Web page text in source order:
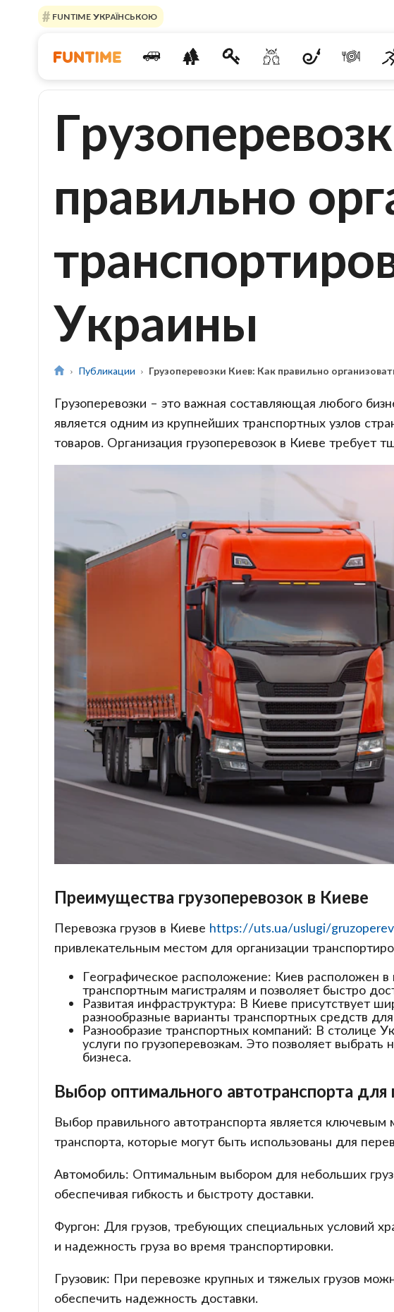
FUNTIME УКРАЇНСЬКОЮ
правильно
Украины
Публикации Грузоперевозки Киев: Как правильно
Грузоперевозки – это важная составляющая любого
является одним из крупнейших транспортных узлов
товаров. Организация грузоперевозок в Киеве требует
Преимущества грузоперевозок в Киеве
Перевозка грузов в Киеве https://uts.ua/uslugi/
привлекательным местом для организации
Географическое расположение: Киев расположен
транспортным магистралям и позволяет быстро
Развитая инфраструктура: В Киеве присутствует
разнообразные варианты транспортных средств для
Разнообразие транспортных компаний: В столице
услуги по грузоперевозкам. Это позволяет
бизнеса.
Выбор оптимального автотранспорта для
Выбор правильного автотранспорта является
транспорта, которые могут быть использованы для
Автомобиль: Оптимальным выбором для небольших
обеспечивая гибкость и быстроту доставки.
Фургон: Для грузов, требующих специальных условий
и надежность груза во время транспортировки.
Грузовик: При перевозке крупных и тяжелых грузов
обеспечить надежность доставки.